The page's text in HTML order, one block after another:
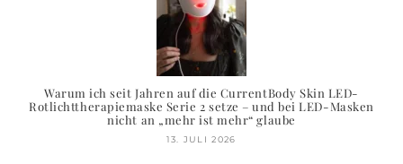
Warum ich seit Jahren auf die CurrentBody Skin LED-
Rotlichttherapiemaske Serie 2 setze – und bei LED-Masken
nicht an „mehr ist mehr“ glaube
13. JULI 2026